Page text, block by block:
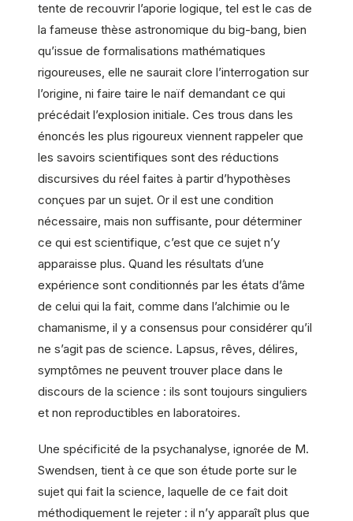
tente de recouvrir l’aporie logique, tel est le cas de
la fameuse thèse astronomique du big-bang, bien
qu’issue de formalisations mathématiques
rigoureuses, elle ne saurait clore l’interrogation sur
l’origine, ni faire taire le naïf demandant ce qui
précédait l’explosion initiale. Ces trous dans les
énoncés les plus rigoureux viennent rappeler que
les savoirs scientifiques sont des réductions
discursives du réel faites à partir d’hypothèses
conçues par un sujet. Or il est une condition
nécessaire, mais non suffisante, pour déterminer
ce qui est scientifique, c’est que ce sujet n’y
apparaisse plus. Quand les résultats d’une
expérience sont conditionnés par les états d’âme
de celui qui la fait, comme dans l’alchimie ou le
chamanisme, il y a consensus pour considérer qu’il
ne s’agit pas de science. Lapsus, rêves, délires,
symptômes ne peuvent trouver place dans le
discours de la science : ils sont toujours singuliers
et non reproductibles en laboratoires.
Une spécificité de la psychanalyse, ignorée de M.
Swendsen, tient à ce que son étude porte sur le
sujet qui fait la science, laquelle de ce fait doit
méthodiquement le rejeter : il n’y apparaît plus que